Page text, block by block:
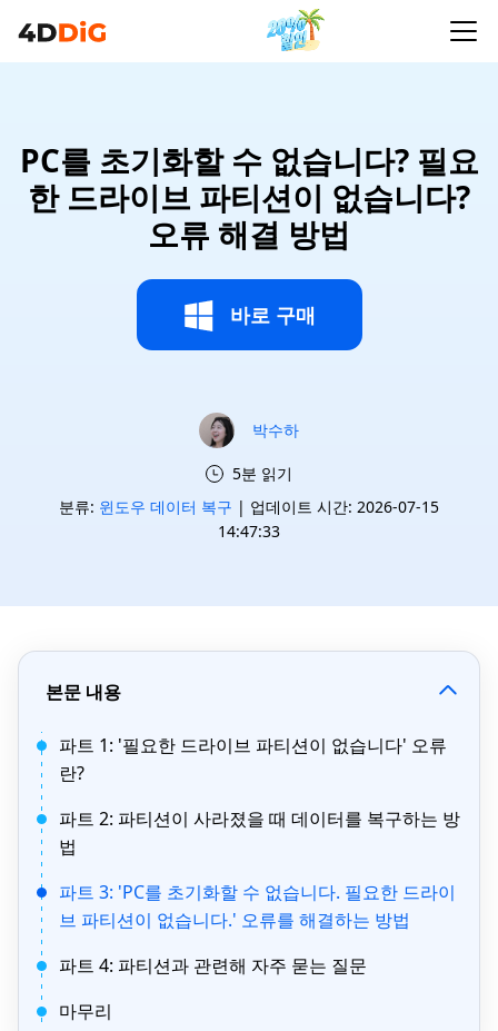
PC를 초기화할 수 없습니다? 필요
한 드라이브 파티션이 없습니다?
오류 해결 방법
바로 구매
박수하
5분 읽기
분류: 윈도우 데이터 복구 | 업데이트 시간: 2026-07-15
14:47:33
본문 내용
파트 1: '필요한 드라이브 파티션이 없습니다' 오류
란?
파트 2: 파티션이 사라졌을 때 데이터를 복구하는 방
법
파트 3: 'PC를 초기화할 수 없습니다. 필요한 드라이
브 파티션이 없습니다.' 오류를 해결하는 방법
파트 4: 파티션과 관련해 자주 묻는 질문
마무리